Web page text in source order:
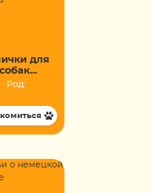
для
собак...
Род: